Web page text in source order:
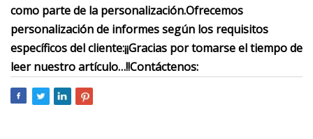
como parte de la personalización.Ofrecemos
personalización de informes según los requisitos
específicos del cliente:¡¡Gracias por tomarse el tiempo de
leer nuestro artículo…!!Contáctenos: